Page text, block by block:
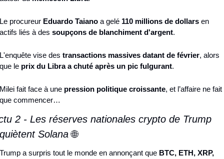
Le procureur Eduardo Taiano a gelé 110 millions de dollars en
actifs liés à des soupçons de blanchiment d'argent.
L'enquête vise des transactions massives datant de février, alors
que le prix du Libra a chuté après un pic fulgurant.
Milei fait face à une pression politique croissante, et l’affaire ne fait
que commencer…
2 - Les réserves nationales crypto de Trump
Solana 🌐
Trump a surpris tout le monde en annonçant que BTC, ETH, XRP,